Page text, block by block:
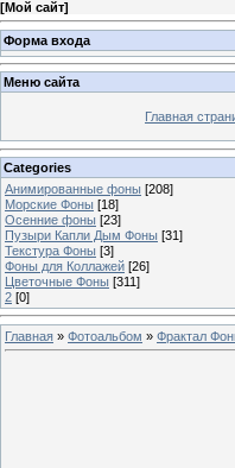
[Мой сайт]
Форма входа
Меню сайта
Главная
Categories
Анимированные фоны [208]
Морские Фоны [18]
Осенние фоны [23]
Пузыри Капли Дым Фоны [31]
Текстура Фоны [3]
Фоны для Коллажей [26]
Цветочные Фоны [311]
2 [0]
Главная » Фотоальбом » Фрактал